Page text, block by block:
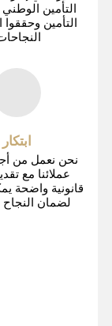
التأمين
التأمين وحققوا
ابتكار
نحن نعمل من
عملائنا مع
قانونية واضحة
لضمان النجاح